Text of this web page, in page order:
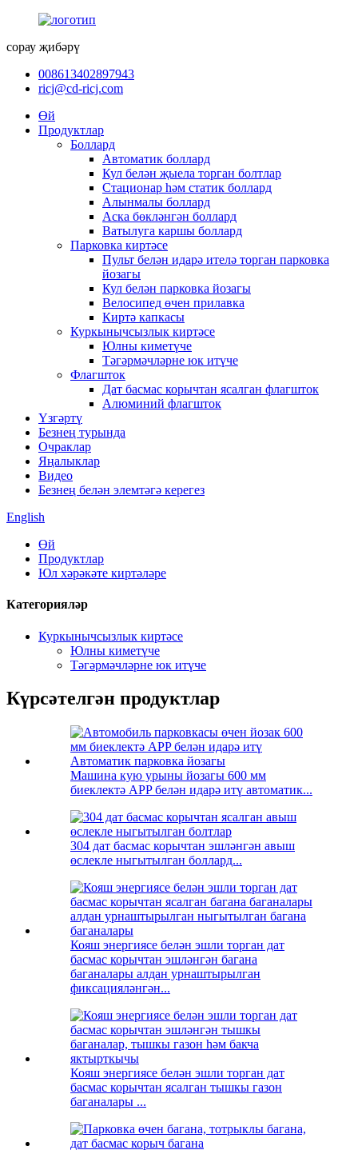
сорау җибәрү
008613402897943
ricj@cd-ricj.com
Өй
Продуктлар
Боллард
Автоматик боллард
Кул белән җыела торган болтлар
Стационар һәм статик боллард
Алынмалы боллард
Аска бөкләнгән боллард
Ватылуга каршы боллард
Парковка киртәсе
Пульт белән идарә ителә торган парковка
йозагы
Кул белән парковка йозагы
Велосипед өчен прилавка
Киртә капкасы
Куркынычсызлык киртәсе
Юлны киметүче
Тәгәрмәчләрне юк итүче
Флагшток
Дат басмас корычтан ясалган флагшток
Алюминий флагшток
Үзгәртү
Безнең турында
Очраклар
Яңалыклар
Видео
Безнең белән элемтәгә керегез
English
Өй
Продуктлар
Юл хәрәкәте киртәләре
Категорияләр
Куркынычсызлык киртәсе
Юлны киметүче
Тәгәрмәчләрне юк итүче
Күрсәтелгән продуктлар
Машина кую урыны йозагы 600 мм
биеклектә APP белән идарә итү автоматик...
304 дат басмас корычтан эшләнгән авыш
өслекле ныгытылган боллард...
Кояш энергиясе белән эшли торган дат
басмас корычтан эшләнгән багана
баганалары алдан урнаштырылган
фиксацияләнгән...
Кояш энергиясе белән эшли торган дат
басмас корычтан ясалган тышкы газон
баганалары ...